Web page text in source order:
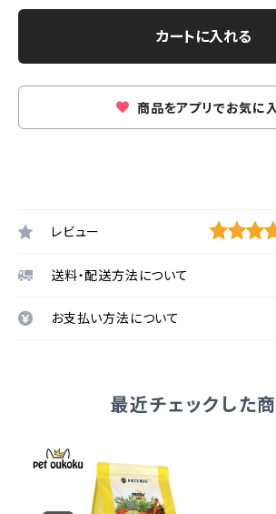
カートに入れる
商品をアプリでお気に
レビュー
送料・配送方法について
お支払い方法について
最近チェックした